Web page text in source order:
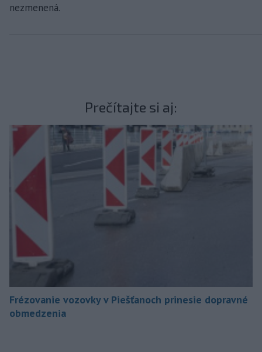
nezmenená.
Prečítajte si aj:
Frézovanie vozovky v Piešťanoch prinesie dopravné
obmedzenia